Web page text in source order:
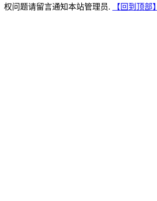
权问题请留言通知本站管理员.
【回到顶部】